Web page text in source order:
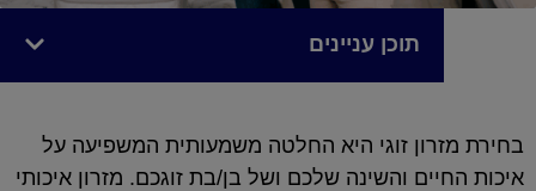
תוכן עניינים
בחירת מזרון זוגי היא החלטה משמעותית המשפיעה על
איכות החיים והשינה שלכם ושל בן/בת זוגכם. מזרון איכותי